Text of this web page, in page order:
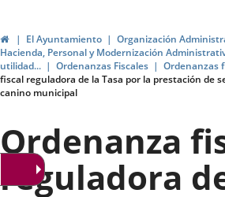
HomeEl Ayuntamiento Organización
Hacienda, Personal y Modernización
utilidad...
Ordenanzas Fiscales Ordenanzas
fiscal reguladora de la Tasa por la prestación de
canino municipal
Ordenanza
reguladora